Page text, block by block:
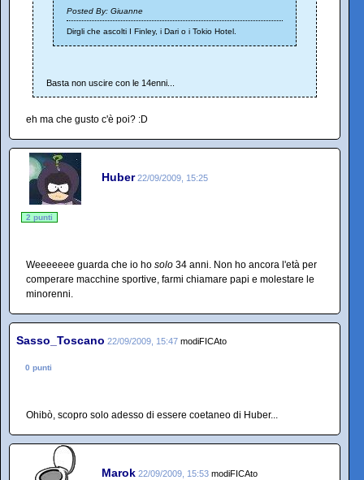
Posted By: Giuanne
Dirgli che ascolti I Finley, i Dari o i Tokio Hotel.
Basta non uscire con le 14enni...
eh ma che gusto c'è poi? :D
Huber 22/09/2009, 15:25
2 punti
Weeeeeee guarda che io ho solo 34 anni. Non ho ancora l'età per
comperare macchine sportive, farmi chiamare papi e molestare le
minorenni.
Sasso_Toscano 22/09/2009, 15:47 modiFICAto
0 punti
Ohibò, scopro solo adesso di essere coetaneo di Huber...
Marok 22/09/2009, 15:53 modiFICAto